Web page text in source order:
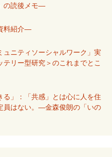
の読後メモ―
料紹介―
ニティソーシャルワーク」実
リー型研究＞のこれまでとこ
る」：「共感」とは心に人を住
員はない。―金森俊朗の「いの